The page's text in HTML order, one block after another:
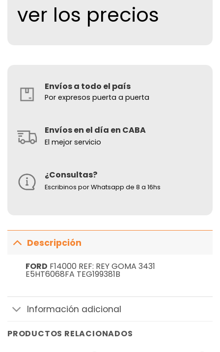
ver los precios
Envíos a todo el país
Por expresos puerta a puerta
Envíos en el día en CABA
El mejor servicio
¿Consultas?
Escribinos por Whatsapp de 8 a 16hs
Descripción
FORD F14000 REF: REY GOMA 3431
E5HT6068FA TEG199381B
Información adicional
PRODUCTOS RELACIONADOS